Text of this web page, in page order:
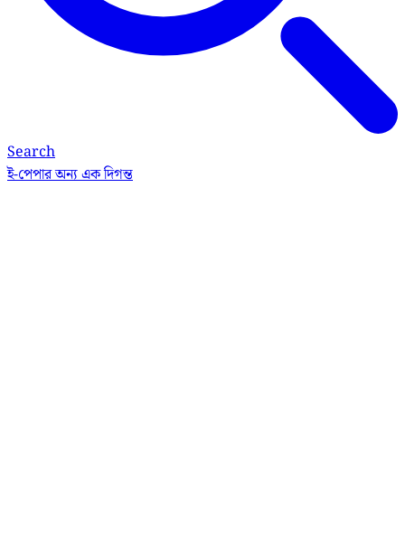
Search
ই-পেপারঅন্য এক দিগন্ত